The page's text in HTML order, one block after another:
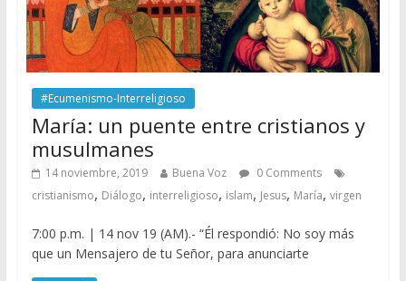
#Ecumenismo-Interreligioso
María: un puente entre cristianos y
musulmanes
14 noviembre, 2019 Buena Voz
0 Comments
cristianismo, Diálogo, interreligioso, islam, Jesus, María, virgen
7:00 p.m. | 14 nov 19 (AM).- “Él respondió: No soy más
que un Mensajero de tu Señor, para anunciarte